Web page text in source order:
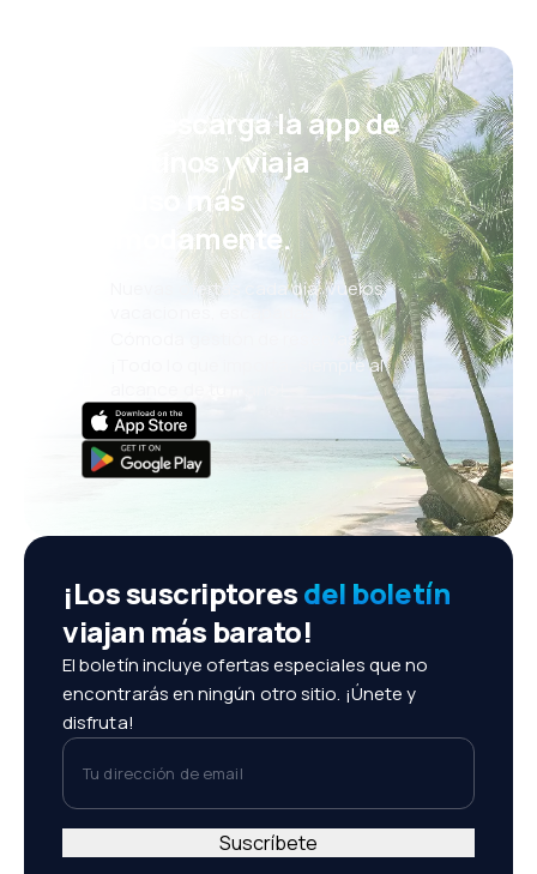
¡Eh! Descarga la app de
eDestinos y viaja
incluso más
cómodamente.
Nuevas ofertas cada día: vuelos,
vacaciones, escapadas
Cómoda gestión de reservas
¡Todo lo que importa, siempre al
¡Los suscriptoresdel boletín
viajan más barato!
El boletín incluye ofertas especiales que no
encontrarás en ningún otro sitio. ¡Únete y
disfruta!
Tu dirección de email
Suscríbete